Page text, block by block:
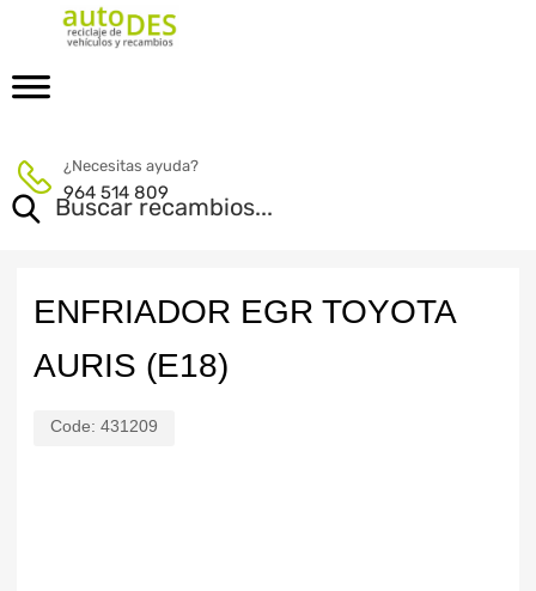
¿Necesitas ayuda?
964 514 809
ENFRIADOR EGR TOYOTA
AURIS (E18)
Code: 431209